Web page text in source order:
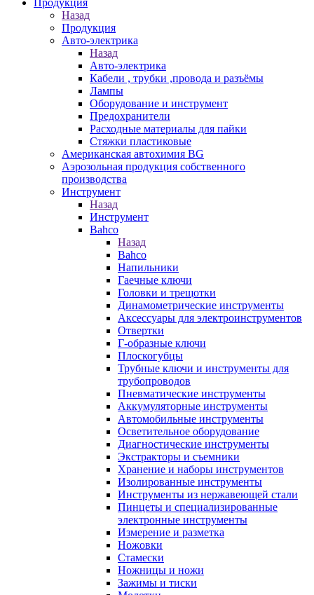
Продукция
Назад
Продукция
Авто-электрика
Назад
Авто-электрика
Кабели , трубки ,провода и разъёмы
Лампы
Оборудование и инструмент
Предохранители
Расходные материалы для пайки
Стяжки пластиковые
Американская автохимия BG
Аэрозольная продукция собственного
производства
Инструмент
Назад
Инструмент
Bahco
Назад
Bahco
Напильники
Гаечные ключи
Головки и трещотки
Динамометрические инструменты
Аксессуары для электроинструментов
Отвертки
Г-образные ключи
Плоскогубцы
Трубные ключи и инструменты для
трубопроводов
Пневматические инструменты
Аккумуляторные инструменты
Автомобильные инструменты
Осветительное оборудование
Диагностические инструменты
Экстракторы и съемники
Хранение и наборы инструментов
Изолированные инструменты
Инструменты из нержавеющей стали
Пинцеты и специализированные
электронные инструменты
Измерение и разметка
Ножовки
Стамески
Ножницы и ножи
Зажимы и тиски